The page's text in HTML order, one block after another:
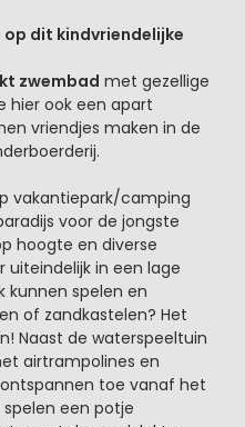
dit kindvriendelijke
zwembad met gezellige
hier ook een apart
vriendjes maken in de
vakantiepark/camping
voor de jongste
hoogte en diverse
in een lage
kunnen spelen en
of zandkastelen? Het
Naast de waterspeeltuin
airtrampolines en
toe vanaf het
een potje